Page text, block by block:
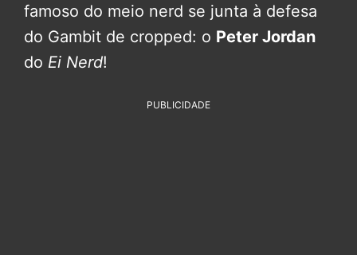
famoso do meio nerd se junta à defesa
do Gambit de cropped: o Peter Jordan
do Ei Nerd!
PUBLICIDADE